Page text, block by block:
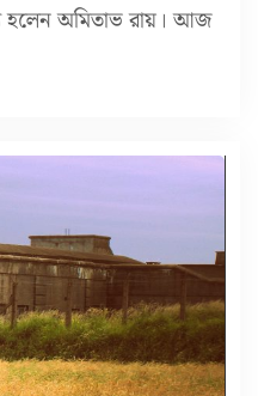
হলেন অমিতাভ রায়। আজ